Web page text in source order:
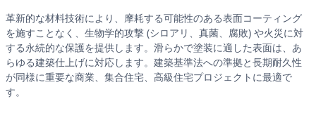
革新的な材料技術により、摩耗する可能性のある表面コーティング
を施すことなく、生物学的攻撃 (シロアリ、真菌、腐敗) や火災に対
する永続的な保護を提供します。滑らかで塗装に適した表面は、あ
らゆる建築仕上げに対応します。建築基準法への準拠と長期耐久性
が同様に重要な商業、集合住宅、高級住宅プロジェクトに最適で
す。